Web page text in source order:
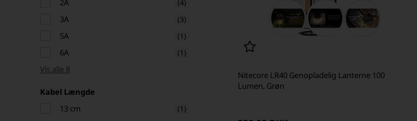
2A
(4)
3A (3)
5A (1)
6A (1)
Vis alle 8
Kabel Længde
13 cm
(1)
Nitecore LR40 Genopladelig Lanterne 100
Lumen, Grøn